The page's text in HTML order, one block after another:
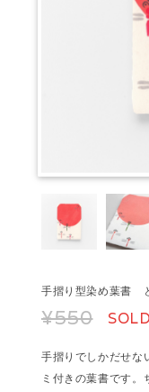
手摺り型染め葉書
¥550
手摺りでしかだせな
ミ付きの葉書です。